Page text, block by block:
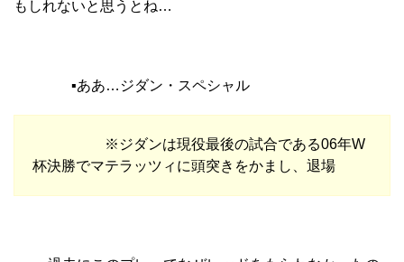
もしれないと思うとね…
▪︎ああ…ジダン・スペシャル
※ジダンは現役最後の試合である06年W
杯決勝でマテラッツィに頭突きをかまし、退場